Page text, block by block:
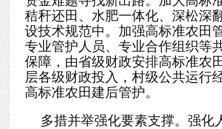
秸秆还田、水肥一体化、深松深
设技术规范中。加强高标准农田
专业管护人员、专业合作组织等
保障，由省级财政安排高标准农
层各级财政投入，村级公共运行
高标准农田建后管护。
多措并举强化要素支撑。强化